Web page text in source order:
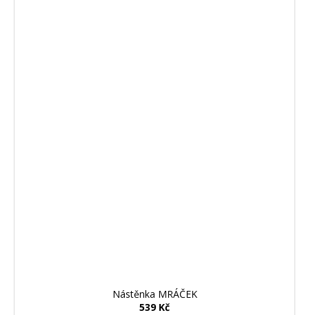
Nástěnka MRÁČEK
539 Kč